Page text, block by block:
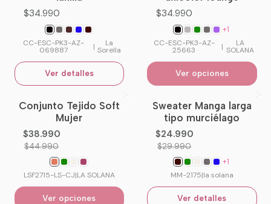
$34.990
CC-ESC-PK3-AZ-
069887 | La
Sorella
Ver detalles
$34.990
+1
CC-ESC-PK3-AZ-
25663 | LA
SOLANA
Ver opciones
-13%OFF
Conjunto Tejido Soft
Mujer
$38.990
$44.990
LSF2715-LS-CJ|LA SOLANA
Ver opciones
-17%OFF
No disponible
Sweater Manga larga
tipo murciélago
$24.990
$29.990
+1
MM-2175|la solana
Ver detalles